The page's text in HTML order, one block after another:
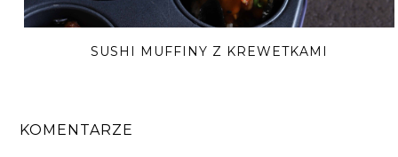
SUSHI MUFFINY Z KREWETKAMI
KOMENTARZE